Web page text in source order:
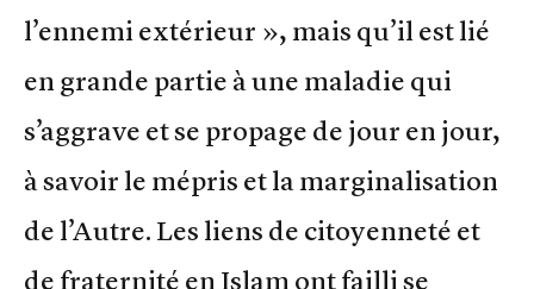
l’ennemi extérieur », mais qu’il est lié
en grande partie à une maladie qui
s’aggrave et se propage de jour en jour,
à savoir le mépris et la marginalisation
de l’Autre. Les liens de citoyenneté et
de fraternité en Islam ont failli se